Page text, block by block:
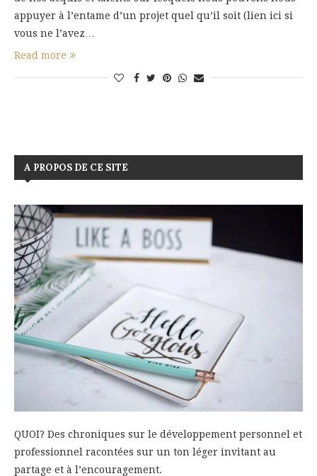
appuyer à l’entame d’un projet quel qu’il soit (lien ici si
vous ne l’avez…
Read more
A PROPOS DE CE SITE
QUOI? Des chroniques sur le développement personnel et
professionnel racontées sur un ton léger invitant au
partage et à l’encouragement.